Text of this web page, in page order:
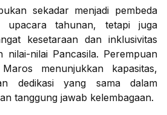
sekadar menjadi pembeda
upacara tahunan, tetapi juga
kesetaraan dan inklusivitas
nilai-nilai Pancasila. Perempuan
menunjukkan kapasitas,
dedikasi yang sama dalam
tanggung jawab kelembagaan.